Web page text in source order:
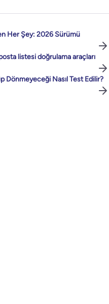
Her Şey: 2026 Sürümü
listesi doğrulama araçları
Dönmeyeceği Nasıl Test Edilir?